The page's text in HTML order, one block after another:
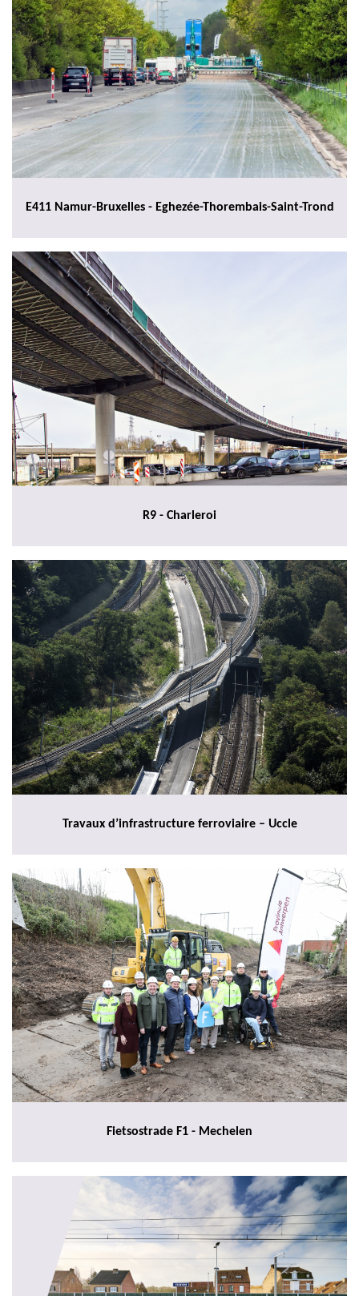
E411 Namur-Bruxelles - Eghezée-Thorembais-Saint-Trond
R9 - Charleroi
Travaux d’infrastructure ferroviaire – Uccle
Fietsostrade F1 - Mechelen